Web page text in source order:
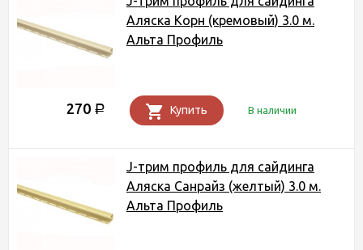
Аляска Корн (кремовый) 3.0 м.
Альта Профиль
270 Р Купить В наличии
J-трим профиль для сайдинга
Аляска Санрайз (желтый) 3.0 м.
Альта Профиль